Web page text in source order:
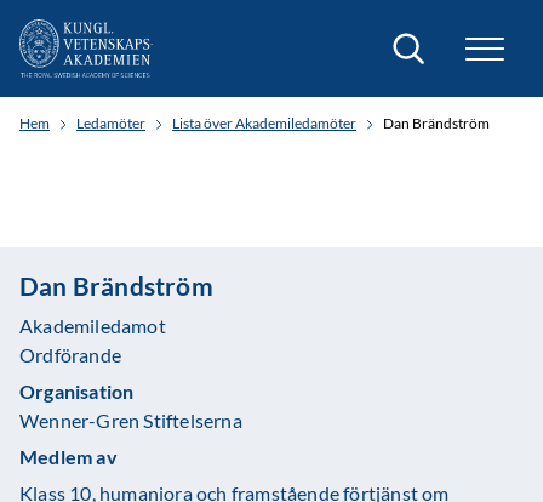
Sök
Hem Ledamöter Lista över Akademiledamöter Dan Brändström
Dan Brändström
Akademiledamot
Ordförande
Organisation
Wenner-Gren Stiftelserna
Medlem av
Klass 10, humaniora och framstående förtjänst om